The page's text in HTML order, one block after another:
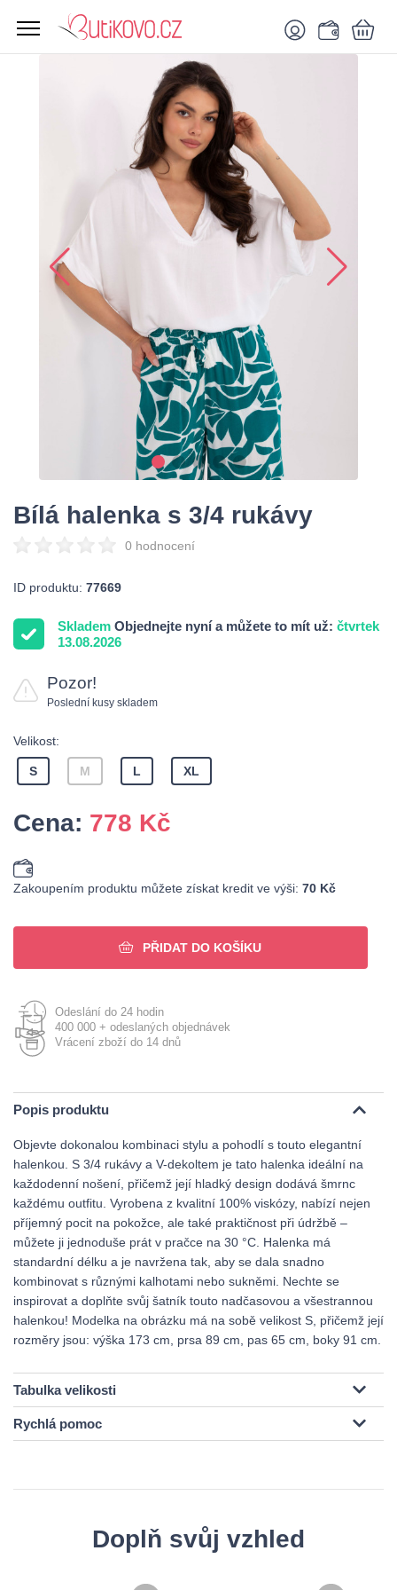
Bílá halenka s 3/4 rukávy
0 hodnocení
ID produktu: 77669
Skladem Objednejte nyní a můžete to mít už: čtvrtek
13.08.2026
Pozor!
Poslední kusy skladem
Velikost:
S M L XL
Cena: 778 Kč
Zakoupením produktu můžete získat kredit ve výši: 70 Kč
PŘIDAT DO KOŠÍKU
Odeslání do 24 hodin
400 000 + odeslaných objednávek
Vrácení zboží do 14 dnů
Popis produktu
Objevte dokonalou kombinaci stylu a pohodlí s touto elegantní
halenkou. S 3/4 rukávy a V-dekoltem je tato halenka ideální na
každodenní nošení, přičemž její hladký design dodává šmrnc
každému outfitu. Vyrobena z kvalitní 100% viskózy, nabízí nejen
příjemný pocit na pokožce, ale také praktičnost při údržbě –
můžete ji jednoduše prát v pračce na 30 °C. Halenka má
standardní délku a je navržena tak, aby se dala snadno
kombinovat s různými kalhotami nebo sukněmi. Nechte se
inspirovat a doplňte svůj šatník touto nadčasovou a všestrannou
halenkou! Modelka na obrázku má na sobě velikost S, přičemž její
rozměry jsou: výška 173 cm, prsa 89 cm, pas 65 cm, boky 91 cm.
Tabulka velikosti
Rychlá pomoc
Doplň svůj vzhled